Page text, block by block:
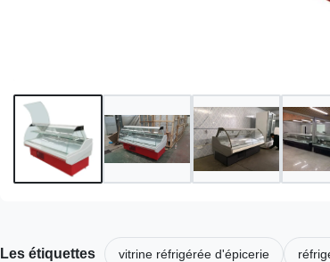
Les étiquettes vitrine réfrigérée d'épicerie